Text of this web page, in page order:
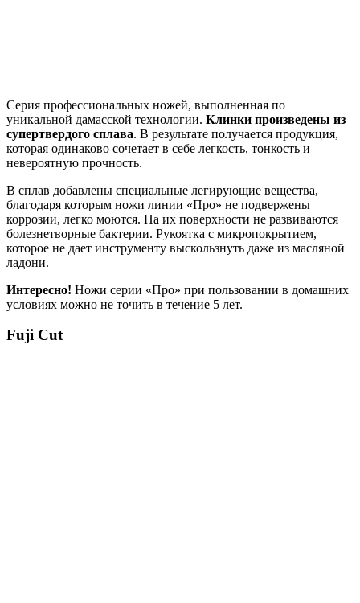
Серия профессиональных ножей, выполненная по
уникальной дамасской технологии. Клинки произведены из
супертвердого сплава. В результате получается продукция,
которая одинаково сочетает в себе легкость, тонкость и
невероятную прочность.
В сплав добавлены специальные легирующие вещества,
благодаря которым ножи линии «Про» не подвержены
коррозии, легко моются. На их поверхности не развиваются
болезнетворные бактерии. Рукоятка с микропокрытием,
которое не дает инструменту выскользнуть даже из масляной
ладони.
Интересно! Ножи серии «Про» при пользовании в домашних
условиях можно не точить в течение 5 лет.
Fuji Cut